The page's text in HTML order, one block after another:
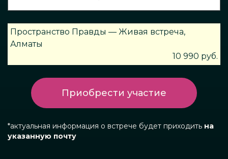
Пространство Правды — Живая встреча,
Алматы
10 990 руб.
Приобрести участие
*актуальная информация о встрече будет приходить на
указанную почту